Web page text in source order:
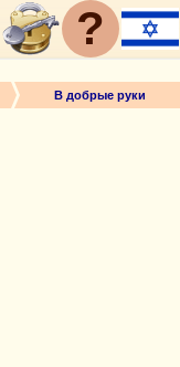
?
В добрые руки